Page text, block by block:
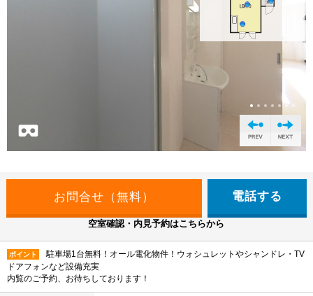
電話する
空室確認・内見予約はこちらから
ポイント
駐車場1台無料！オール電化物件！ウォシュレットやシャンドレ・TV
ドアフォンなど設備充実
内覧のご予約、お待ちしております！